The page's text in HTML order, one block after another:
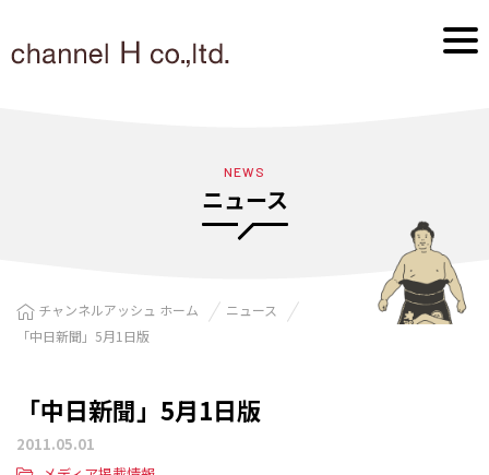
NEWS
ニュース
チャンネルアッシュ ホーム
ニュース
「中日新聞」5月1日版
「中日新聞」5月1日版
2011.05.01